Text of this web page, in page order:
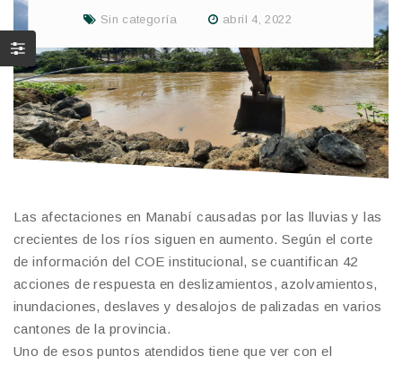
Sin categoría abril 4, 2022
Las afectaciones en Manabí causadas por las lluvias y las
crecientes de los ríos siguen en aumento. Según el corte
de información del COE institucional, se cuantifican 42
acciones de respuesta en deslizamientos, azolvamientos,
inundaciones, deslaves y desalojos de palizadas en varios
cantones de la provincia.
Uno de esos puntos atendidos tiene que ver con el